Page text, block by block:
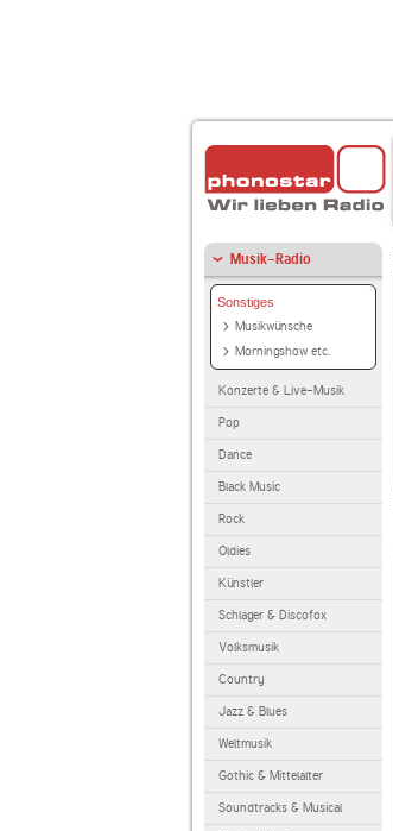
Musik-Radio
Sonstiges
Musikwünsche
Morningshow etc.
Konzerte & Live-Musik
Pop
Dance
Black Music
Rock
Oldies
Künstler
Schlager & Discofox
Volksmusik
Country
Jazz & Blues
Weltmusik
Gothic & Mittelalter
Soundtracks & Musical